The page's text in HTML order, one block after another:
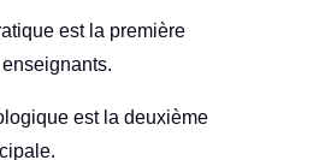
est la première
est la deuxième